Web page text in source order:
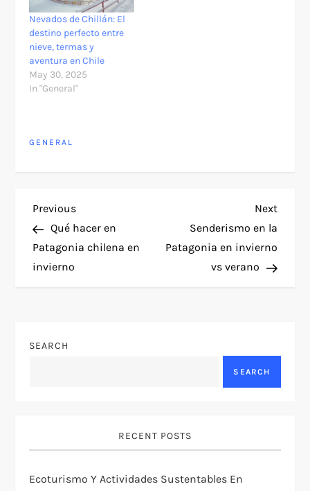
Nevados de Chillán: El
destino perfecto entre
nieve, termas y
aventura en Chile
May 30, 2025
In "General"
GENERAL
P
o
s
n
i
g
Previous
Post
Previous
Qué hacer en
Patagonia chilena en
invierno
Next
Post
Next
Senderismo en la
Patagonia en invierno
vs verano
SEARCH
SEARCH
RECENT POSTS
Ecoturismo Y Actividades Sustentables En